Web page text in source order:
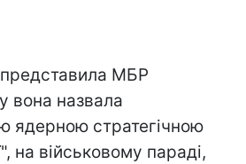
представила МБР
вона назвала
ядерною стратегічною
на військовому параді,